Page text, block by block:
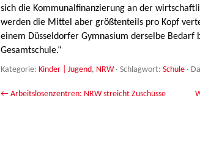
sich die Kommunalfinanzierung an der
werden die Mittel aber größtenteils pro Kopf
einem Düsseldorfer Gymnasium derselbe Bedarf
Gesamtschule.“
Kategorie: Kinder | Jugend, NRW· Schlagwort: Schule ·
Beitrags-Navigation
← Arbeitslosenzentren: NRW streicht Zuschüsse